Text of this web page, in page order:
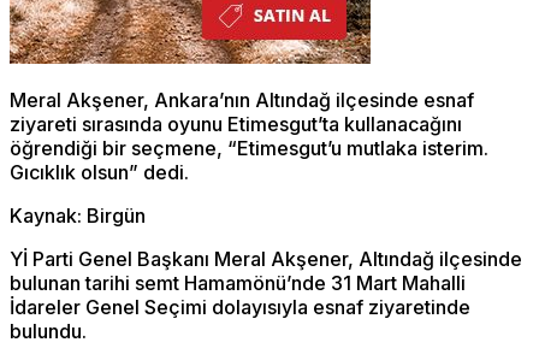
Meral Akşener, Ankara’nın Altındağ ilçesinde esnaf
ziyareti sırasında oyunu Etimesgut’ta kullanacağını
öğrendiği bir seçmene, “Etimesgut’u mutlaka isterim.
Gıcıklık olsun” dedi.
Kaynak: Birgün
Yİ Parti Genel Başkanı Meral Akşener, Altındağ ilçesinde
bulunan tarihi semt Hamamönü’nde 31 Mart Mahalli
İdareler Genel Seçimi dolayısıyla esnaf ziyaretinde
bulundu.